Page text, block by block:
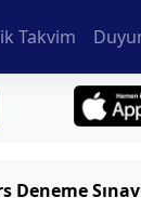
Takvim
Deneme